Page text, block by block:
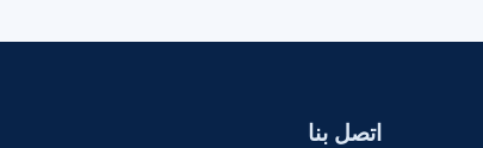
اتصل بنا